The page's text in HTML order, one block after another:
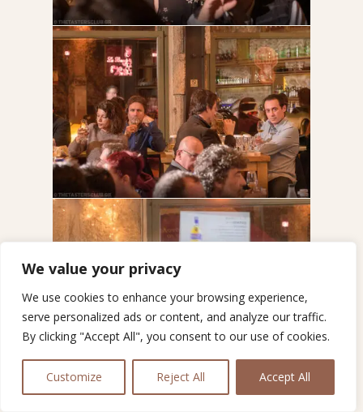
We value your privacy
We use cookies to enhance your browsing experience,
serve personalized ads or content, and analyze our traffic.
By clicking "Accept All", you consent to our use of cookies.
Customize Reject All Accept All